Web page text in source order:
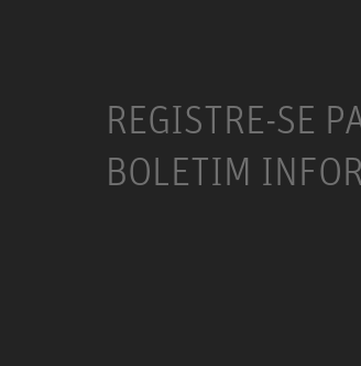
REGISTRE-SE
BOLETIM